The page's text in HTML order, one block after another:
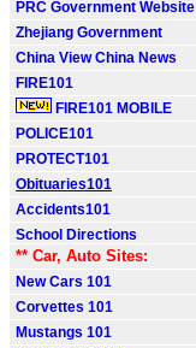
PRC Government Website
Zhejiang Government
China View China News
FIRE101
FIRE101 MOBILE
POLICE101
PROTECT101
Obituaries101
Accidents101
School Directions
** Car, Auto Sites:
New Cars 101
Corvettes 101
Mustangs 101